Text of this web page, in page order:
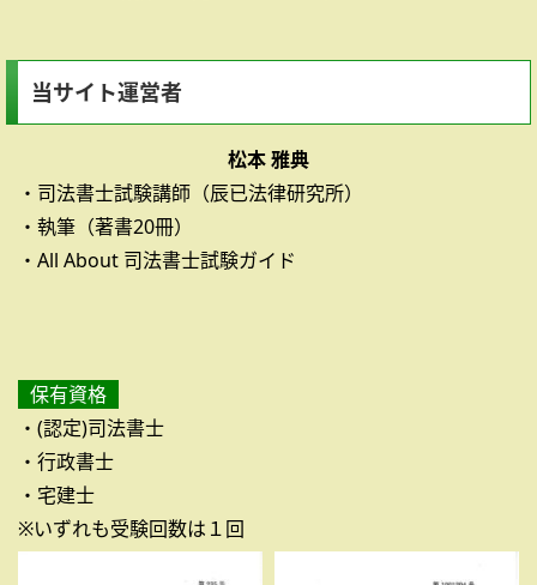
当サイト運営者
松本 雅典
・司法書士試験講師（辰已法律研究所）
・執筆（著書20冊）
・All About 司法書士試験ガイド
保有資格
・(認定)司法書士
・行政書士
・宅建士
※いずれも受験回数は１回